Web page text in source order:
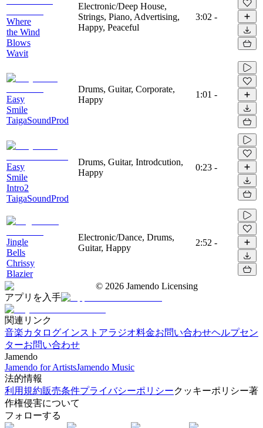
Where
the Wind
Blows
Wavit
Electronic/Deep House,
Strings, Piano, Advertising,
Happy, Peaceful
3:02 -
Easy
Smile
TaigaSoundProd
Drums, Guitar, Corporate,
Happy
1:01 -
Easy
Smile
Intro2
TaigaSoundProd
Drums, Guitar, Introdcution,
Happy
0:23 -
Jingle
Bells
Chrissy
Blazier
Electronic/Dance, Drums,
Guitar, Happy
2:52 -
© 2026 Jamendo Licensing
アプリを入手
関連リンク
音楽カタログインストアラジオ料金お問い合わせヘルプセン
ターお問い合わせ
Jamendo
Jamendo for ArtistsJamendo Music
法的情報
利用規約販売条件プライバシーポリシークッキーポリシー著
作権侵害について
フォローする